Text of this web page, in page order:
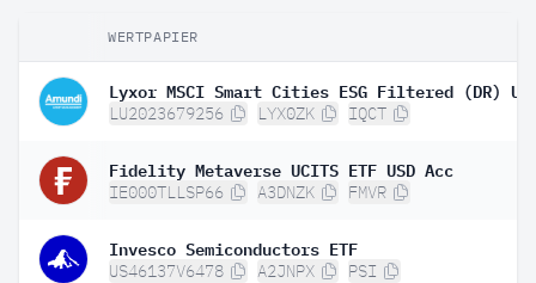
WERTPAPIER
LU2023679256 LYX0ZK IQCT
Fidelity Metaverse UCITS ETF USD Acc
IE000TLLSP66 A3DNZK FMVR
Invesco Semiconductors ETF
US46137V6478 A2JNPX PSI